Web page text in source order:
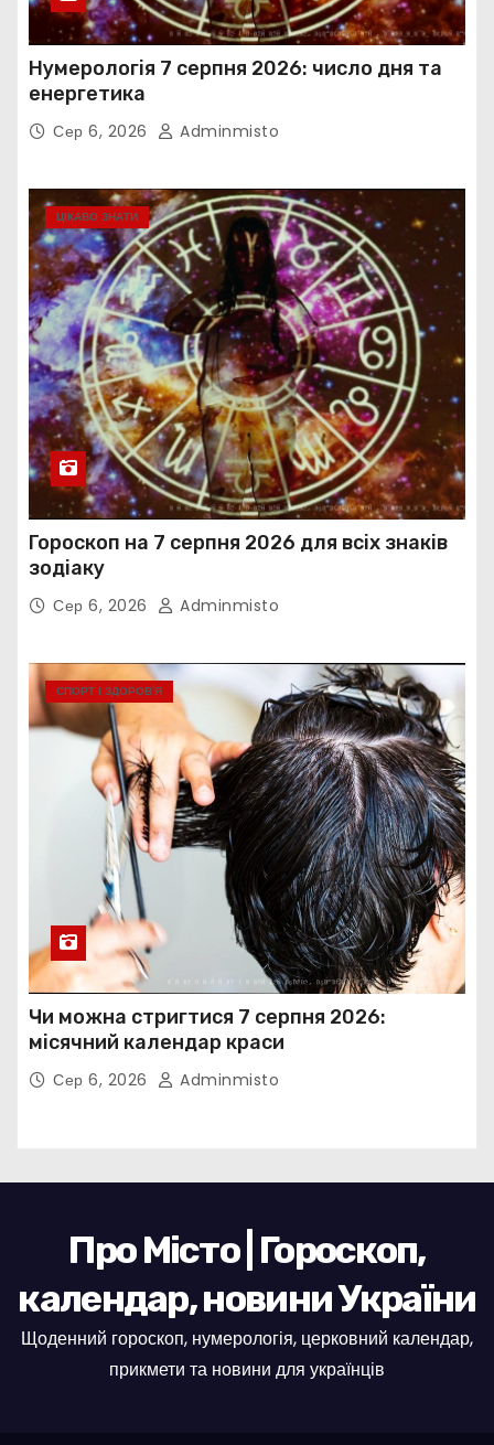
Нумерологія 7 серпня 2026: число дня та
енергетика
Сер 6, 2026 Adminmisto
ЦІКАВО ЗНАТИ
Гороскоп на 7 серпня 2026 для всіх знаків
зодіаку
Сер 6, 2026 Adminmisto
СПОРТ І ЗДОРОВ’Я
Чи можна стригтися 7 серпня 2026:
місячний календар краси
Сер 6, 2026 Adminmisto
Про Місто | Гороскоп,
календар, новини України
Щоденний гороскоп, нумерологія, церковний календар,
прикмети та новини для українців